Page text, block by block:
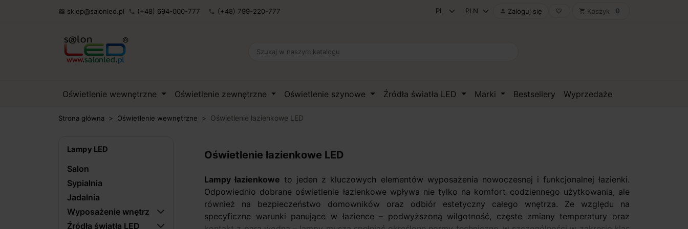
 sklep@salonled.pl phone (+48) 694-000-777 phone (+48) 799-220-777  Zaloguj się favorite_border shopping_cart Koszyk 0
Oświetlenie wewnętrzne Oświetlenie zewnętrzne Oświetlenie szynowe Źródła światła LED Marki Bestsellery Wyprzedaże
Strona główna Oświetlenie wewnętrzne Oświetlenie łazienkowe LED
Lampy LED
Salon
Sypialnia
Jadalnia
Wyposażenie wnętrz
Źródła światła LED
Oświetlenie łazienkowe LED
Lampy łazienkowe to jeden z kluczowych elementów wyposażenia nowoczesnej i funkcjonalnej łazienki.
Odpowiednio dobrane oświetlenie łazienkowe wpływa nie tylko na komfort codziennego użytkowania, ale
również na bezpieczeństwo domowników oraz odbiór estetyczny całego wnętrza. Ze względu na
specyficzne warunki panujące w łazience – podwyższoną wilgotność, częste zmiany temperatury oraz